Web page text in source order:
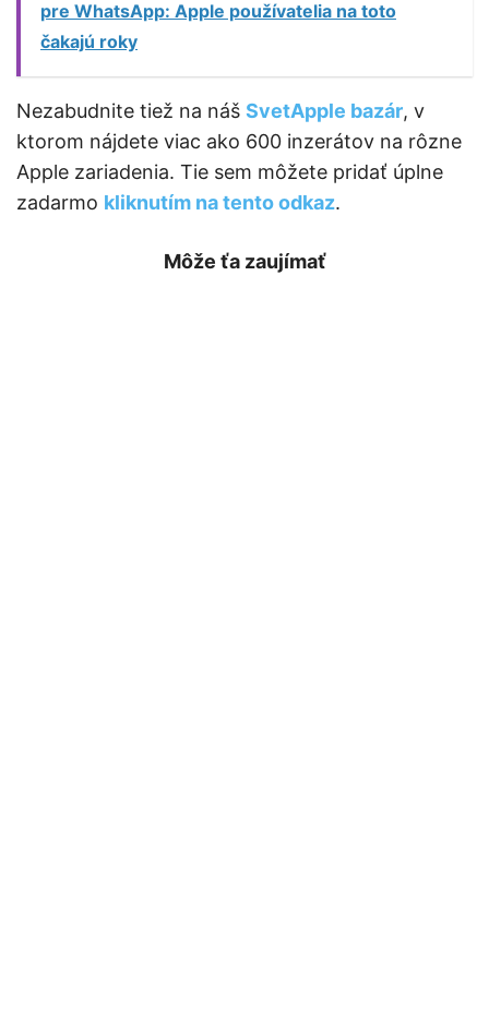
pre WhatsApp: Apple používatelia na toto
čakajú roky
Nezabudnite tiež na náš SvetApple bazár, v
ktorom nájdete viac ako 600 inzerátov na rôzne
Apple zariadenia. Tie sem môžete pridať úplne
zadarmo kliknutím na tento odkaz.
Môže ťa zaujímať